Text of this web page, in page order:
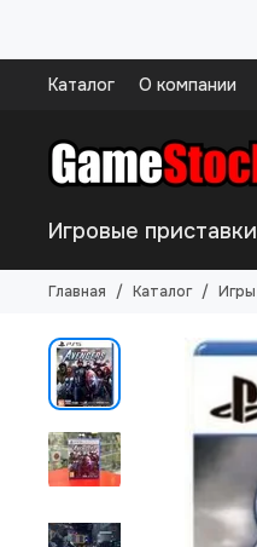
Каталог О компании
Игровые приставки
Главная Каталог Игры